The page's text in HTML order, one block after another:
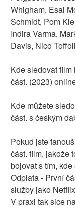
Whigham, Esai
Schmidt, Pom
Indira Varma,
Davis, Nico Toffoli
Kde sledovat film
část. (2023)
Kde můžete
část. s českým
Pokud jste
část. film, jakože
bojovat s tím,
Odplata - První
služby jako
V praxi tak sice